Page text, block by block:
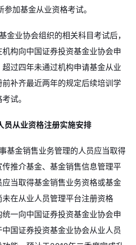
加基金从业资格考试。
金业协会组织的相关科目考试后，
构向中国证券投资基金业协会申
过四年未通过机构申请基金从业
补齐最近两年的规定后续培训学
试。
员从业资格注册实施安排
基金销售业务管理的人员应当取得
推介基金、基金销售信息管理平
当取得基金销售业务资格或基金
在从业人员管理平台注册资格
一向中国证券投资基金业协会申
国证券投资基金业协会从业人员